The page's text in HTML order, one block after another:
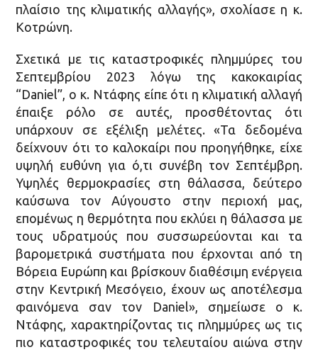
πλαίσιο της κλιματικής αλλαγής», σχολίασε η κ.
Κοτρώνη.
Σχετικά με τις καταστροφικές πλημμύρες του
Σεπτεμβρίου 2023 λόγω της κακοκαιρίας
“Daniel”, ο κ. Ντάφης είπε ότι η κλιματική αλλαγή
έπαιξε ρόλο σε αυτές, προσθέτοντας ότι
υπάρχουν σε εξέλιξη μελέτες. «Τα δεδομένα
δείχνουν ότι το καλοκαίρι που προηγήθηκε, είχε
υψηλή ευθύνη για ό,τι συνέβη τον Σεπτέμβρη.
Υψηλές θερμοκρασίες στη θάλασσα, δεύτερο
καύσωνα τον Αύγουστο στην περιοχή μας,
επομένως η θερμότητα που εκλύει η θάλασσα με
τους υδρατμούς που συσσωρεύονται και τα
βαρομετρικά συστήματα που έρχονται από τη
Βόρεια Ευρώπη και βρίσκουν διαθέσιμη ενέργεια
στην Κεντρική Μεσόγειο, έχουν ως αποτέλεσμα
φαινόμενα σαν τον Daniel», σημείωσε ο κ.
Ντάφης, χαρακτηρίζοντας τις πλημμύρες ως τις
πιο καταστροφικές του τελευταίου αιώνα στην